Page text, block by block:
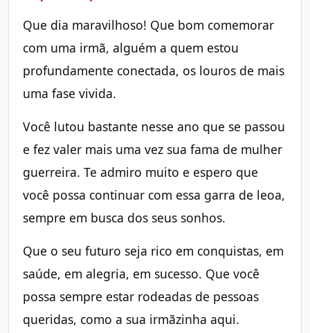
Que dia maravilhoso! Que bom comemorar
com uma irmã, alguém a quem estou
profundamente conectada, os louros de mais
uma fase vivida.
Você lutou bastante nesse ano que se passou
e fez valer mais uma vez sua fama de mulher
guerreira. Te admiro muito e espero que
você possa continuar com essa garra de leoa,
sempre em busca dos seus sonhos.
Que o seu futuro seja rico em conquistas, em
saúde, em alegria, em sucesso. Que você
possa sempre estar rodeadas de pessoas
queridas, como a sua irmãzinha aqui.